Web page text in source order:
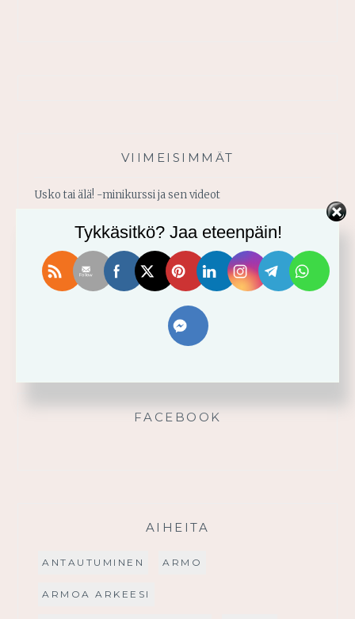
VIIMEISIMMÄT
Usko tai älä! -minikurssi ja sen videot
Vahvistu armosta!
Älä yritä omin voimin
FACEBOOK
AIHEITA
ANTAUTUMINEN ARMO
ARMOA ARKEESI
Tykkäsitkö? Jaa eteenpäin!